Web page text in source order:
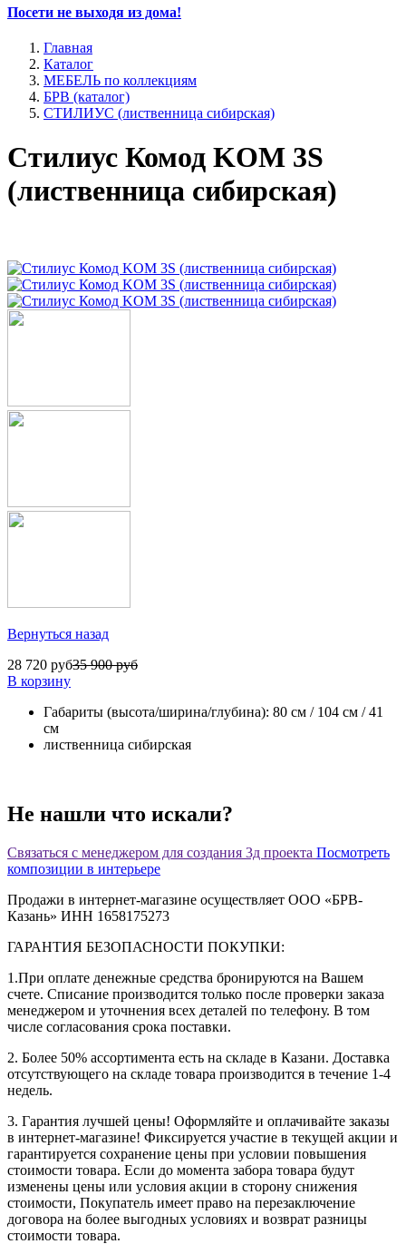
Посети не выходя из дома!
Главная
Каталог
МЕБЕЛЬ по коллекциям
БРВ (каталог)
СТИЛИУС (лиственница сибирская)
Стилиус Комод KOM 3S
(лиственница сибирская)
Вернуться назад
28 720 руб35 900 руб
В корзину
Габариты (высота/ширина/глубина): 80 см / 104 см / 41
см
лиственница сибирская
Не нашли что искали?
Связаться с менеджером для создания 3д проекта Посмотреть
композиции в интерьере
Продажи в интернет-магазине осуществляет ООО «БРВ-
Казань» ИНН 1658175273
ГАРАНТИЯ БЕЗОПАСНОСТИ ПОКУПКИ:
1.При оплате денежные средства бронируются на Вашем
счете. Списание производится только после проверки заказа
менеджером и уточнения всех деталей по телефону. В том
числе согласования срока поставки.
2. Более 50% ассортимента есть на складе в Казани. Доставка
отсутствующего на складе товара производится в течение 1-4
недель.
3. Гарантия лучшей цены! Оформляйте и оплачивайте заказы
в интернет-магазине! Фиксируется участие в текущей акции и
гарантируется сохранение цены при условии повышения
стоимости товара. Если до момента забора товара будут
изменены цены или условия акции в сторону снижения
стоимости, Покупатель имеет право на перезаключение
договора на более выгодных условиях и возврат разницы
стоимости товара.